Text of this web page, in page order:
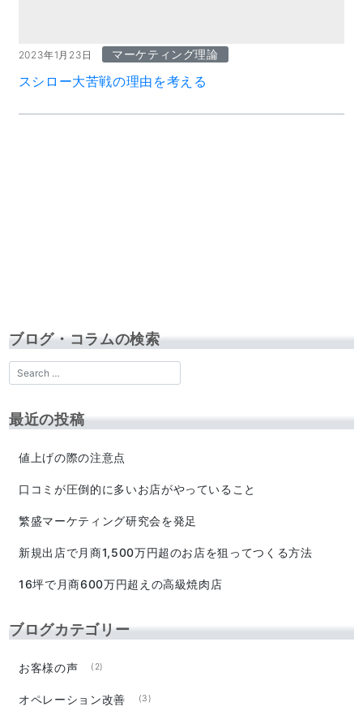
2023年1月23日 マーケティング理論
スシロー大苦戦の理由を考える
ブログ・コラムの検索
最近の投稿
値上げの際の注意点
口コミが圧倒的に多いお店がやっていること
繁盛マーケティング研究会を発足
新規出店で月商1,500万円超のお店を狙ってつくる方法
16坪で月商600万円超えの高級焼肉店
ブログカテゴリー
お客様の声 (2)
オペレーション改善 (3)